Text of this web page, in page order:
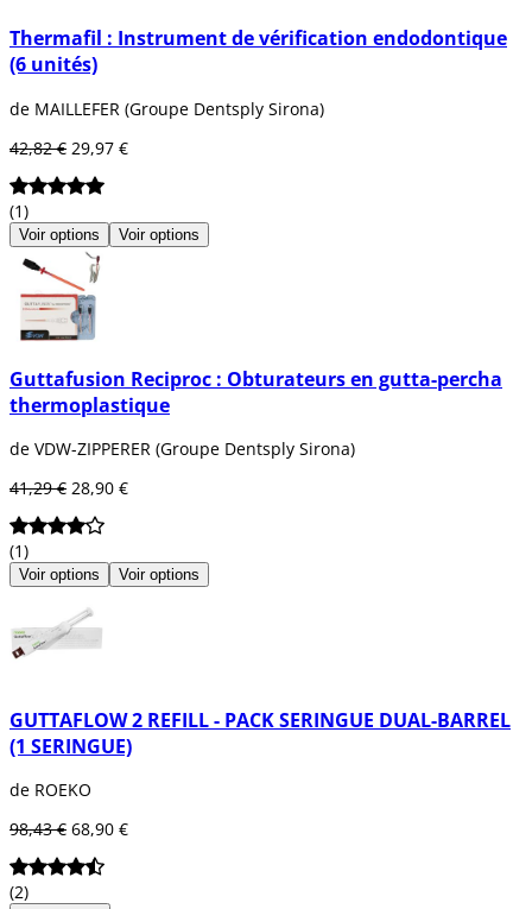
Thermafil : Instrument de vérification endodontique
(6 unités)
de MAILLEFER (Groupe Dentsply Sirona)
42,82 € 29,97 €
(1)
Voir options Voir options
Guttafusion Reciproc : Obturateurs en gutta-percha
thermoplastique
de VDW-ZIPPERER (Groupe Dentsply Sirona)
41,29 € 28,90 €
(1)
Voir options Voir options
GUTTAFLOW 2 REFILL - PACK SERINGUE DUAL-BARREL
(1 SERINGUE)
de ROEKO
98,43 € 68,90 €
(2)